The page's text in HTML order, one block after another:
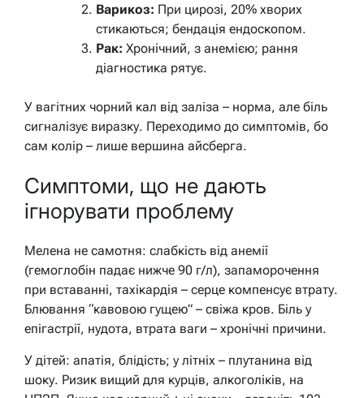
Варикоз: При цирозі, 20% хворих
стикаються; бендація ендоскопом.
Рак: Хронічний, з анемією; рання
діагностика рятує.
У вагітних чорний кал від заліза – норма, але біль
сигналізує виразку. Переходимо до симптомів, бо
сам колір – лише вершина айсберга.
Симптоми, що не дають
ігнорувати проблему
Мелена не самотня: слабкість від анемії
(гемоглобін падає нижче 90 г/л), запаморочення
при вставанні, тахікардія – серце компенсує втрату.
Блювання “кавовою гущею” – свіжа кров. Біль у
епігастрії, нудота, втрата ваги – хронічні причини.
У дітей: апатія, блідість; у літніх – плутанина від
шоку. Ризик вищий для курців, алкоголіків, на